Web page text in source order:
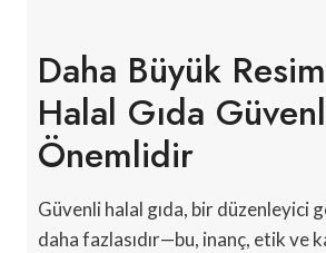
Daha Büyük
Halal Gıda
Önemlidir
Güvenli halal gıda, bir düzenleyici
daha fazlasıdır—bu, inanç, etik ve